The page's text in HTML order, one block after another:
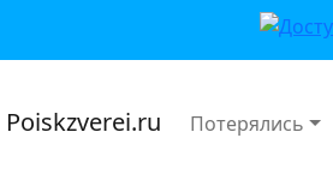
Poiskzverei.ru Потерялись